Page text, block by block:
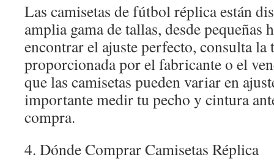
Las camisetas de fútbol réplica están
amplia gama de tallas, desde pequeñas
encontrar el ajuste perfecto, consulta la
proporcionada por el fabricante o el
que las camisetas pueden variar en
importante medir tu pecho y cintura
compra.
4. Dónde Comprar Camisetas Réplica